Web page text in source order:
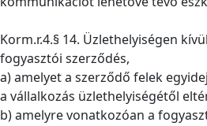
Korm.r.4.§ 14. Üzlethelyiségen
fogyasztói szerződés,
a) amelyet a szerződő felek
a vállalkozás üzlethelyiségétől
b) amelyre vonatkozóan a